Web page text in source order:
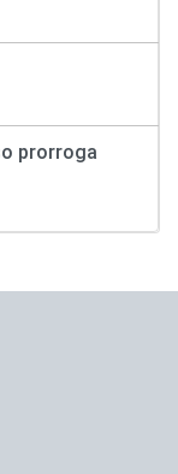
prorroga